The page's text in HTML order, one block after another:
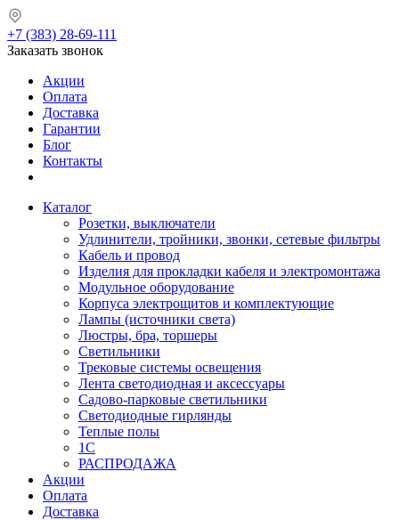
+7 (383) 28-69-111
Заказать звонок
Акции
Оплата
Доставка
Гарантии
Блог
Контакты
Каталог
Розетки, выключатели
Удлинители, тройники, звонки, сетевые фильтры
Кабель и провод
Изделия для прокладки кабеля и электромонтажа
Модульное оборудование
Корпуса электрощитов и комплектующие
Лампы (источники света)
Люстры, бра, торшеры
Светильники
Трековые системы освещения
Лента светодиодная и аксессуары
Садово-парковые светильники
Светодиодные гирлянды
Теплые полы
1С
РАСПРОДАЖА
Акции
Оплата
Доставка